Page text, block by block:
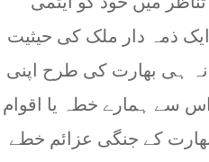
ذمہ دار ملک کی حیثیت
نہ ہی بھارت کی طرح اپنی
اس سے ہمارے خطہ یا اقوام
کے جنگی عزائم خطے